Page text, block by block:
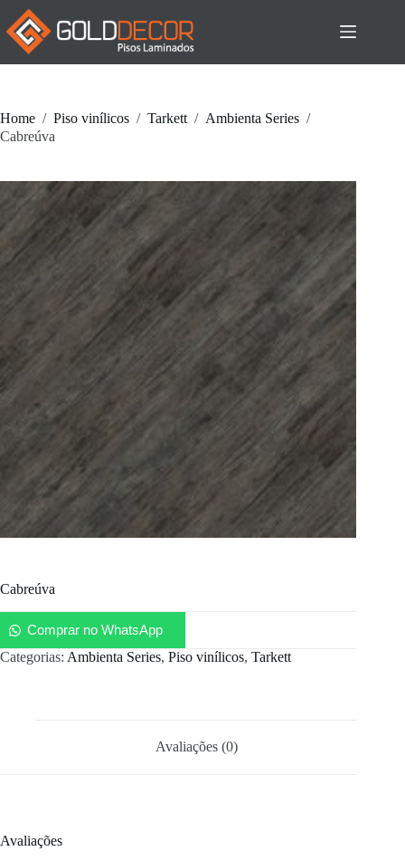
Pular
para
conteúdo
Home / Piso vinílicos / Tarkett / Ambienta Series /
Cabreúva
Cabreúva
Comprar no WhatsApp
Categorias: Ambienta Series, Piso vinílicos, Tarkett
Avaliações (0)
Avaliações